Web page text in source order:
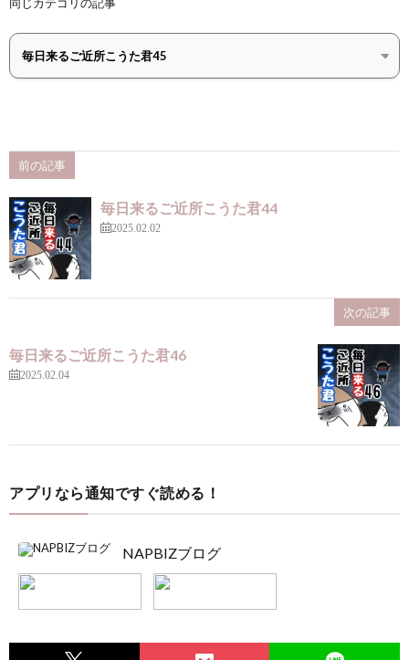
同じカテゴリの記事
前の記事
毎日来るご近所こうた君44
2025.02.02
次の記事
毎日来るご近所こうた君46
2025.02.04
アプリなら通知ですぐ読める！
NAPBIZブログ